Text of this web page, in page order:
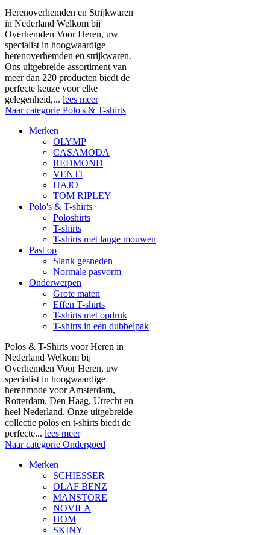
Herenoverhemden en Strijkwaren
in Nederland Welkom bij
Overhemden Voor Heren, uw
specialist in hoogwaardige
herenoverhemden en strijkwaren.
Ons uitgebreide assortiment van
meer dan 220 producten biedt de
perfecte keuze voor elke
gelegenheid,... lees meer
Naar categorie Polo's & T-shirts
Merken
OLYMP
CASAMODA
REDMOND
VENTI
HAJO
TOM RIPLEY
Polo's & T-shirts
Poloshirts
T-shirts
T-shirts met lange mouwen
Past op
Slank gesneden
Normale pasvorm
Onderwerpen
Grote maten
Effen T-shirts
T-shirts met opdruk
T-shirts in een dubbelpak
Polos & T-Shirts voor Heren in
Nederland Welkom bij
Overhemden Voor Heren, uw
specialist in hoogwaardige
herenmode voor Amsterdam,
Rotterdam, Den Haag, Utrecht en
heel Nederland. Onze uitgebreide
collectie polos en t-shirts biedt de
perfecte... lees meer
Naar categorie Ondergoed
Merken
SCHIESSER
OLAF BENZ
MANSTORE
NOVILA
HOM
SKINY